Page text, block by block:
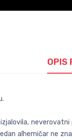
OPIS
alhemičar ne